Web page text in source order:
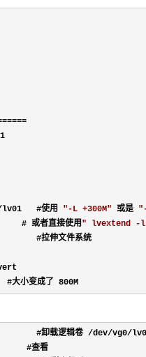
#使用 " -L +300M" 或是 "
# 或者直接使用" lvextend -l
#拉伸文件系统
大小变成了 800M
#卸载逻辑卷 /dev/vg0/lv01
#查看